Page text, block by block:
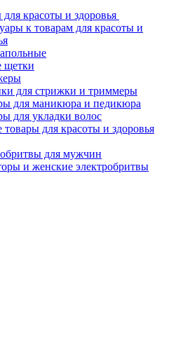
красоты и здоровья
к товарам для красоты и
щетки
для стрижки и триммеры
для маникюра и педикюра
для укладки волос
для красоты и здоровья
для мужчин
и женские электробритвы